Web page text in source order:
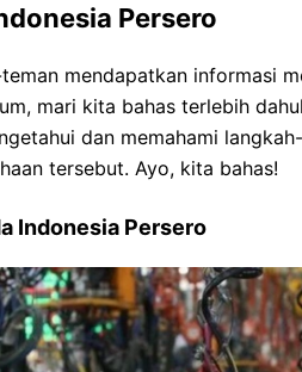
Persero
mendapatkan informasi
mari kita bahas terlebih
dan memahami
tersebut. Ayo, kita bahas!
Indonesia Persero